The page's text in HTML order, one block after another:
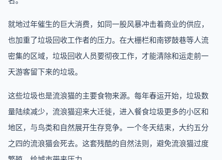
就地过年催生的巨大消费，如同一股风暴冲击着商业的供应，
也加重了垃圾回收工作者的压力。在大栅栏和南锣鼓巷等人流
密集的区域，垃圾回收人员要彻夜工作，才能清除和运走前一
天游客留下来的垃圾。
这些垃圾也是流浪猫的主要食物来源。每年春运开始，垃圾数
量陆续减少，流浪猫迎来大迁徙，进入餐食垃圾更多的小区和
地区，与鸟类和自然展开生存竞争。一个冬天结束，大约五分
之四的流浪猫会死去。这套残酷的自然法则，避免流浪猫过度